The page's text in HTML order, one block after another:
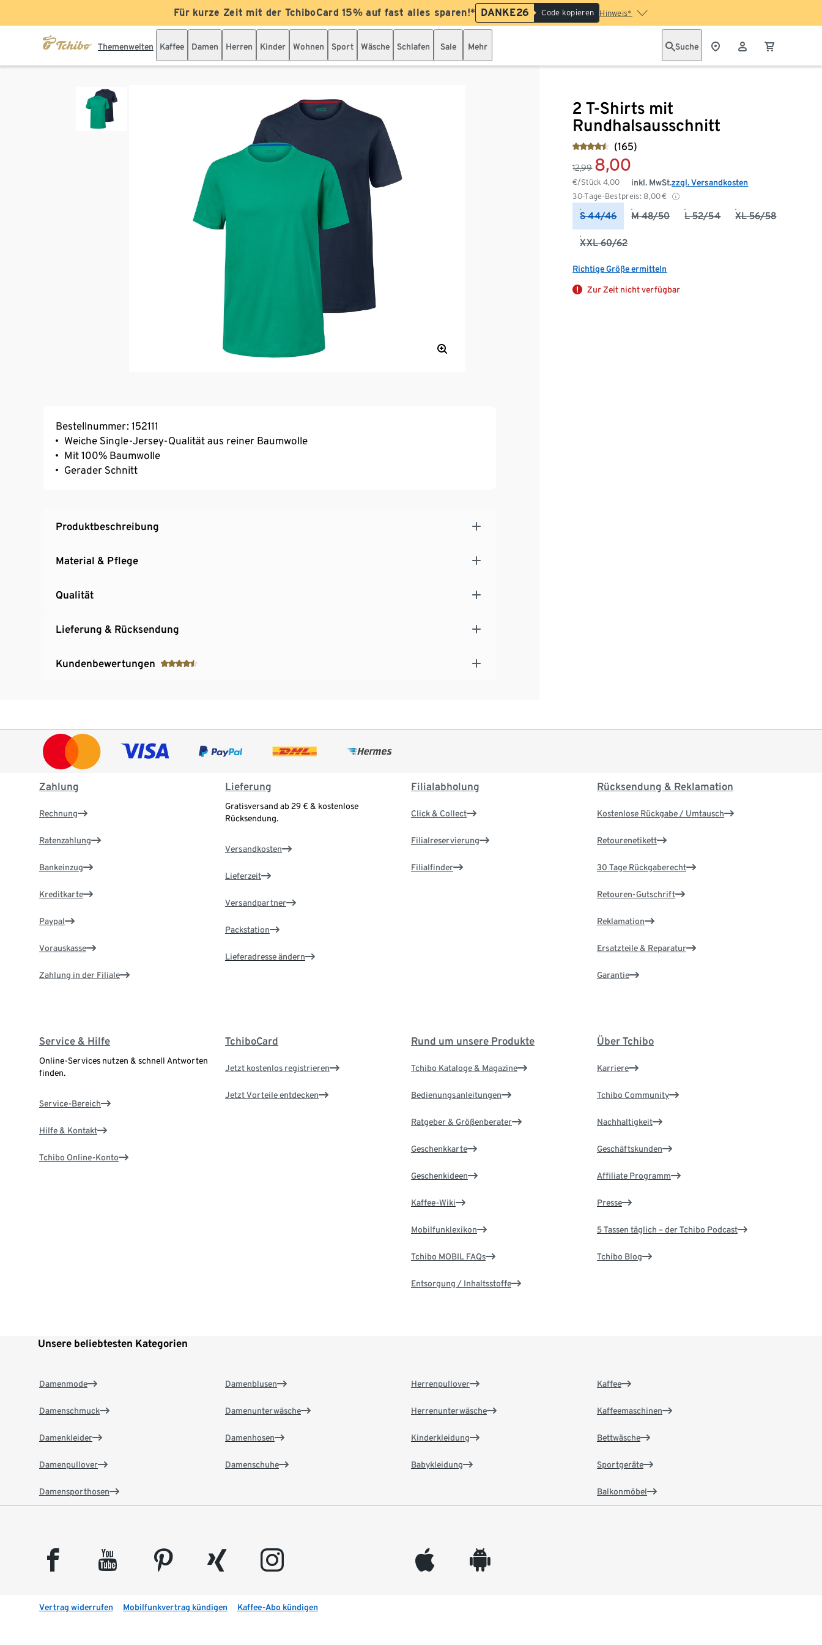
Für kurze Zeit mit der TchiboCard 15% auf fast alles sparen!* DANKE26 Code kopieren Hinweis*
Themenwelten Kaffee Damen Herren Kinder Wohnen Sport Wäsche Schlafen Sale Mehr Suche
2 T-Shirts mit
Rundhalsausschnitt
(165)
12,99 8,00
€/Stück4,00
30-Tage-Bestpreis: 8,00€
inkl. MwSt.zzgl. Versandkosten
S 44/46 M 48/50 L 52/54 XL 56/58
XXL 60/62
Richtige Größe ermitteln
Zur Zeit nicht verfügbar
Bestellnummer: 152111
Weiche Single-Jersey-Qualität aus reiner Baumwolle
Mit 100% Baumwolle
Gerader Schnitt
Produktbeschreibung
Material & Pflege
Qualität
Lieferung & Rücksendung
Kundenbewertungen
Zahlung
Rechnung
Ratenzahlung
Bankeinzug
Kreditkarte
Paypal
Vorauskasse
Zahlung in der Filiale
Lieferung
Gratisversand ab 29 € & kostenlose
Rücksendung.
Versandkosten
Lieferzeit
Versandpartner
Packstation
Lieferadresse ändern
Filialabholung
Click & Collect
Filialreservierung
Filialfinder
Rücksendung & Reklamation
Kostenlose Rückgabe / Umtausch
Retourenetikett
30 Tage Rückgaberecht
Retouren-Gutschrift
Reklamation
Ersatzteile & Reparatur
Garantie
Service & Hilfe
Online-Services nutzen & schnell Antworten
finden.
Service-Bereich
Hilfe & Kontakt
Tchibo Online-Konto
TchiboCard
Jetzt kostenlos registrieren
Jetzt Vorteile entdecken
Rund um unsere Produkte
Tchibo Kataloge & Magazine
Bedienungsanleitungen
Ratgeber & Größenberater
Geschenkkarte
Geschenkideen
Kaffee-Wiki
Mobilfunklexikon
Tchibo MOBIL FAQs
Entsorgung / Inhaltsstoffe
Über Tchibo
Karriere
Tchibo Community
Nachhaltigkeit
Geschäftskunden
Affiliate Programm
Presse
5 Tassen täglich – der Tchibo Podcast
Tchibo Blog
Unsere beliebtesten Kategorien
Damenmode
Damenschmuck
Damenkleider
Damenpullover
Damensporthosen
Damenblusen
Damenunterwäsche
Damenhosen
Damenschuhe
Herrenpullover
Herrenunterwäsche
Kinderkleidung
Babykleidung
Kaffee
Kaffeemaschinen
Bettwäsche
Sportgeräte
Balkonmöbel
facebook youtube pinterest xing instagram appleinc android
Vertrag widerrufen Mobilfunkvertrag kündigen Kaffee-Abo kündigen